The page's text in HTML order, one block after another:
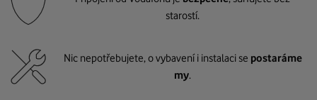
starostí.
Nic nepotřebujete, o vybavení i instalaci se postaráme
my.